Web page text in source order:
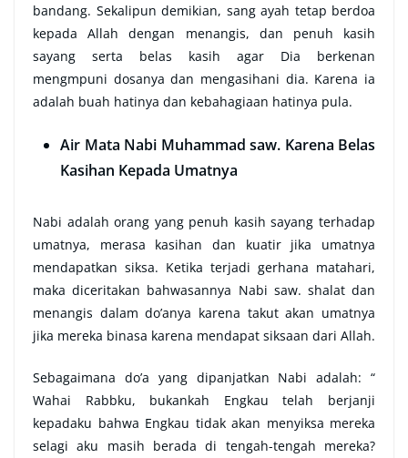
bandang. Sekalipun demikian, sang ayah tetap berdoa
kepada Allah dengan menangis, dan penuh kasih
sayang serta belas kasih agar Dia berkenan
mengmpuni dosanya dan mengasihani dia. Karena ia
adalah buah hatinya dan kebahagiaan hatinya pula.
Air Mata Nabi Muhammad saw. Karena Belas
Kasihan Kepada Umatnya
Nabi adalah orang yang penuh kasih sayang terhadap
umatnya, merasa kasihan dan kuatir jika umatnya
mendapatkan siksa. Ketika terjadi gerhana matahari,
maka diceritakan bahwasannya Nabi saw. shalat dan
menangis dalam do’anya karena takut akan umatnya
jika mereka binasa karena mendapat siksaan dari Allah.
Sebagaimana do’a yang dipanjatkan Nabi adalah: “
Wahai Rabbku, bukankah Engkau telah berjanji
kepadaku bahwa Engkau tidak akan menyiksa mereka
selagi aku masih berada di tengah-tengah mereka?